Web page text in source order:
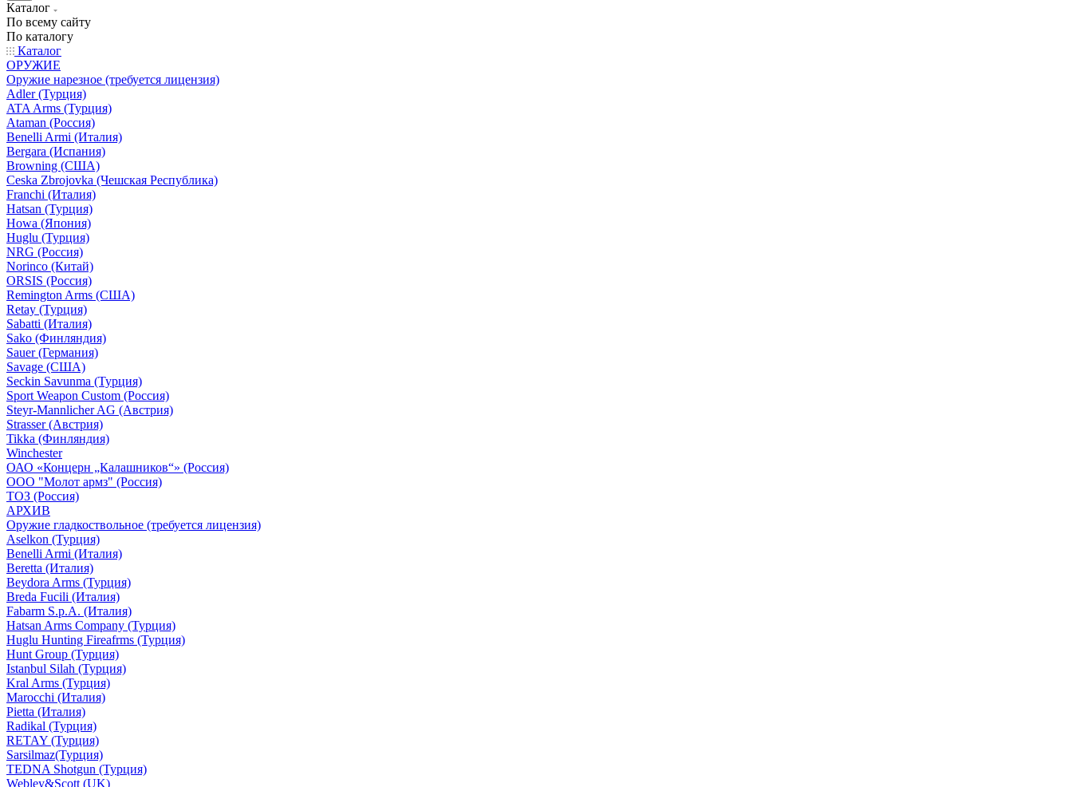
Каталог
По всему сайту
По каталогу
Каталог
ОРУЖИЕ
Оружие нарезное (требуется лицензия)
Adler (Турция)
ATA Arms (Турция)
Ataman (Россия)
Benelli Armi (Италия)
Bergara (Испания)
Browning (США)
Ceska Zbrojovka (Чешская Республика)
Franchi (Италия)
Hatsan (Турция)
Howa (Япония)
Huglu (Турция)
NRG (Россия)
Norinco (Китай)
ORSIS (Россия)
Remington Arms (США)
Retay (Турция)
Sabatti (Италия)
Sako (Финляндия)
Sauer (Германия)
Savage (США)
Seckin Savunma (Турция)
Sport Weapon Custom (Россия)
Steyr-Mannlicher AG (Австрия)
Strasser (Австрия)
Tikka (Финляндия)
Winchester
ОАО «Концерн „Калашников“» (Россия)
ООО "Молот армз" (Россия)
ТОЗ (Россия)
АРХИВ
Оружие гладкоствольное (требуется лицензия)
Aselkon (Турция)
Benelli Armi (Италия)
Beretta (Италия)
Beydora Arms (Турция)
Breda Fucili (Италия)
Fabarm S.p.A. (Италия)
Hatsan Arms Company (Турция)
Huglu Hunting Fireafrms (Турция)
Hunt Group (Турция)
Istanbul Silah (Турция)
Kral Arms (Турция)
Marocchi (Италия)
Pietta (Италия)
Radikal (Турция)
RETAY (Турция)
Sarsilmaz(Турция)
TEDNA Shotgun (Турция)
Webley&Scott (UK)